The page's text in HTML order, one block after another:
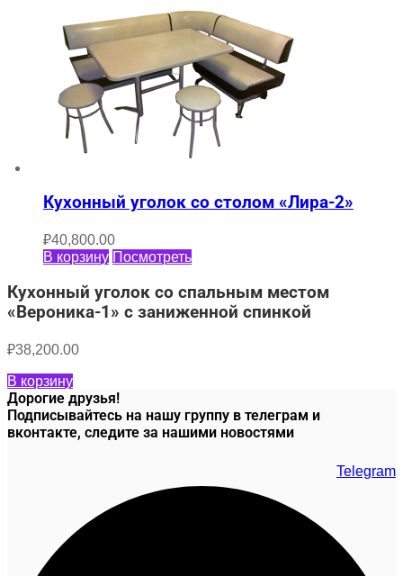
Кухонный уголок со столом «Лира-2»
₽40,800.00
В корзину Посмотреть
Кухонный уголок со спальным местом
«Вероника-1» с заниженной спинкой
₽38,200.00
В корзину
Дорогие друзья!
Подписывайтесь на нашу группу в телеграм и
вконтакте, следите за нашими новостями
Telegram